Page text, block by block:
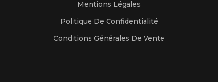
Mentions Légales
Politique De Confidentialité
Conditions Générales De Vente